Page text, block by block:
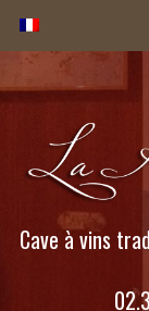
Cave à vins
Cookies